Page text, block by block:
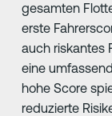
gesamten
erste
auch riskantes
eine
hohe Score
reduzierte